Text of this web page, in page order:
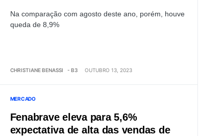
Na comparação com agosto deste ano, porém, houve
queda de 8,9%
CHRISTIANE BENASSI - B3 OUTUBRO 13, 2023
MERCADO
Fenabrave eleva para 5,6%
expectativa de alta das vendas de